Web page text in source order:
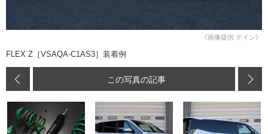
《画像提供 テイン》
FLEX Z［VSAQA-C1AS3］装着例
この写真の記事